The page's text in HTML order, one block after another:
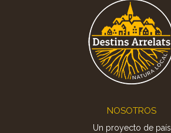
NOSOTROS
Un proyecto de país